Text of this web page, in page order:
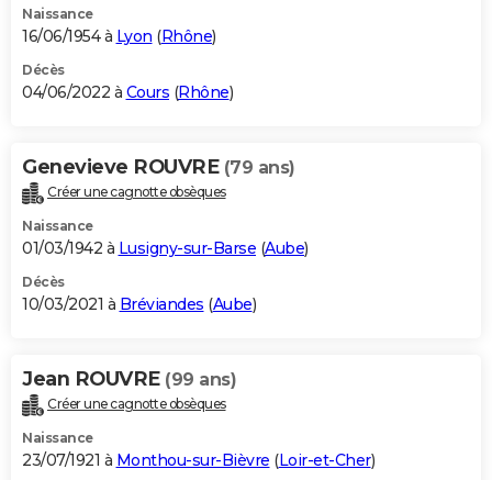
Naissance
16/06/1954 à Lyon (Rhône)
Décès
04/06/2022 à Cours (Rhône)
Genevieve ROUVRE (79 ans)
Créer une cagnotte obsèques
Naissance
01/03/1942 à Lusigny-sur-Barse (Aube)
Décès
10/03/2021 à Bréviandes (Aube)
Jean ROUVRE (99 ans)
Créer une cagnotte obsèques
Naissance
23/07/1921 à Monthou-sur-Bièvre (Loir-et-Cher)